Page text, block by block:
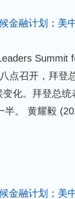
金融计划；美
Summit
点召开，拜登
化。拜登总统
半。 黄耀毅
金融计划；美